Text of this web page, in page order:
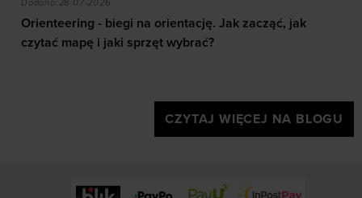
Dodano:28-07-2026
Orienteering - biegi na orientację. Jak zacząć, jak
czytać mapę i jaki sprzęt wybrać?
CZYTAJ WIĘCEJ NA BLOGU